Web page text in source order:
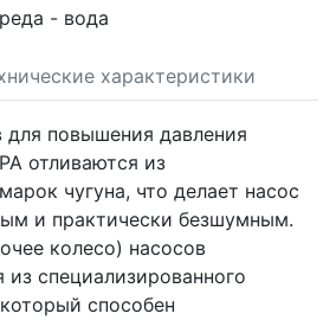
- вода
характеристики
для повышения давления
отливаются из
чугуна, что делает насос
и практически безшумным.
колесо) насосов
из специализированного
способен